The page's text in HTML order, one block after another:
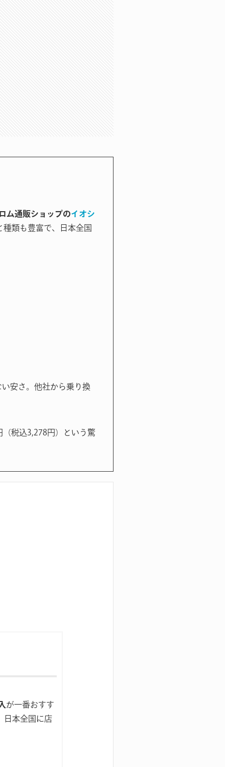
ム通販ショップのイオシ
類も豊富で、日本全国
安さ。他社から乗り換
税込3,278円）という驚
が一番おすす
日本全国に店